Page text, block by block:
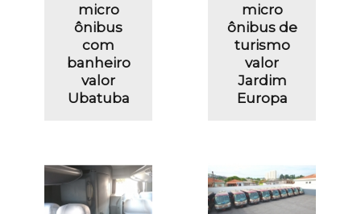
micro
ônibus
com
banheiro
valor
Ubatuba
micro
ônibus de
turismo
valor
Jardim
Europa